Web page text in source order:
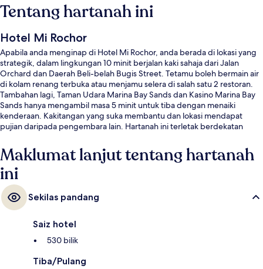
Tentang hartanah ini
Hotel Mi Rochor
Apabila anda menginap di Hotel Mi Rochor, anda berada di lokasi yang
strategik, dalam lingkungan 10 minit berjalan kaki sahaja dari Jalan
Orchard dan Daerah Beli-belah Bugis Street. Tetamu boleh bermain air
di kolam renang terbuka atau menjamu selera di salah satu 2 restoran.
Tambahan lagi, Taman Udara Marina Bay Sands dan Kasino Marina Bay
Sands hanya mengambil masa 5 minit untuk tiba dengan menaiki
kenderaan. Kakitangan yang suka membantu dan lokasi mendapat
pujian daripada pengembara lain. Hartanah ini terletak berdekatan
dan Stesen Little India ialah 7 minit.
Maklumat lanjut tentang hartanah
ini
Sekilas pandang
Saiz hotel
530 bilik
Tiba/Pulang